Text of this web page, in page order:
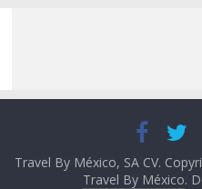
Travel By México, SA CV.
Travel By México.